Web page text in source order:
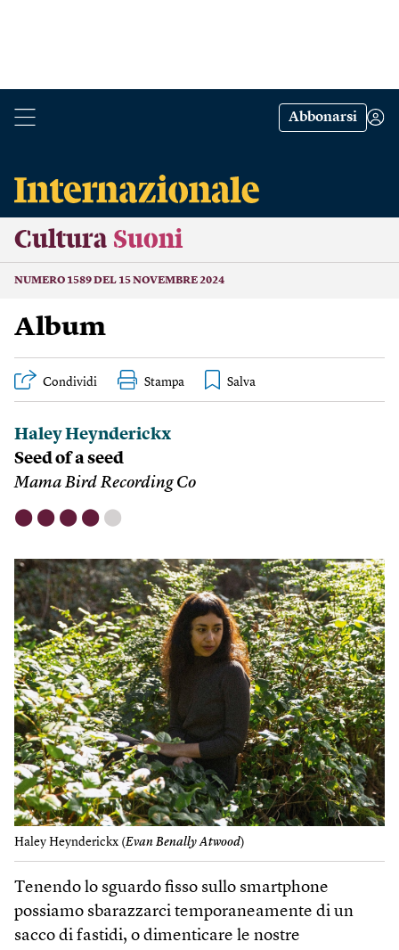
Abbonarsi
Cultura Suoni
NUMERO 1589 DEL 15 NOVEMBRE 2024
Album
Condividi Stampa
Haley Heynderickx
Seed of a seed
Mama Bird Recording Co
⬤ ⬤ ⬤ ⬤ ⬤
Haley Heynderickx (Evan Benally Atwood)
Tenendo lo sguardo fisso sullo smartphone
possiamo sbarazzarci temporaneamente di un
sacco di fastidi, o dimenticare le nostre